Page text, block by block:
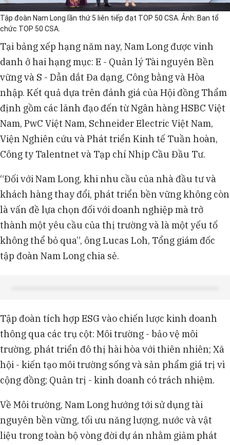
Tập đoàn Nam Long lần thứ 5 liên tiếp đạt TOP 50 CSA. Ảnh: Ban tổ
chức TOP 50 CSA.
Tại bảng xếp hạng năm nay, Nam Long được vinh
danh ở hai hạng mục: E - Quản lý Tài nguyên Bền
vững và S - Dẫn dắt Đa dạng, Công bằng và Hòa
nhập. Kết quả dựa trên đánh giá của Hội đồng Thẩm
định gồm các lãnh đạo đến từ Ngân hàng HSBC Việt
Nam, PwC Việt Nam, Schneider Electric Việt Nam,
Viện Nghiên cứu và Phát triển Kinh tế Tuần hoàn,
Công ty Talentnet và Tạp chí Nhịp Cầu Đầu Tư.
“Đối với Nam Long, khi nhu cầu của nhà đầu tư và
khách hàng thay đổi, phát triển bền vững không còn
là vấn đề lựa chọn đối với doanh nghiệp mà trở
thành một yêu cầu của thị trường và là một yếu tố
không thể bỏ qua”, ông Lucas Loh, Tổng giám đốc
tập đoàn Nam Long chia sẻ.
Tập đoàn tích hợp ESG vào chiến lược kinh doanh
thông qua các trụ cột: Môi trường - bảo vệ môi
trường, phát triển đô thị hài hòa với thiên nhiên; Xã
hội - kiến tạo môi trường sống và sản phẩm giá trị vì
cộng đồng; Quản trị - kinh doanh có trách nhiệm.
Về Môi trường, Nam Long hướng tới sử dụng tài
nguyên bền vững, tối ưu năng lượng, nước và vật
liệu trong toàn bộ vòng đời dự án nhằm giảm phát